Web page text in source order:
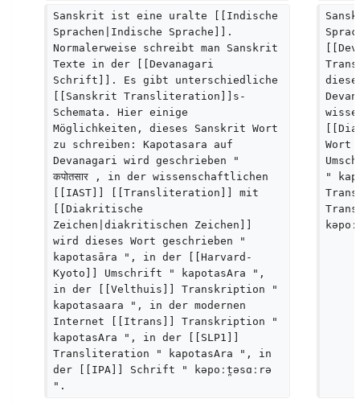
Sanskrit ist eine uralte [[Indische
Sprachen|Indische Sprache]].
Normalerweise schreibt man Sanskrit
Texte in der [[Devanagari
Schrift]]. Es gibt unterschiedliche
[[Sanskrit Transliteration]]s-
Schemata. Hier einige
Möglichkeiten, dieses Sanskrit Wort
zu schreiben: Kapotasara auf
Devanagari wird geschrieben "
कपोतसार , in der wissenschaftlichen
[[IAST]] [[Transliteration]] mit
[[Diakritische
Zeichen|diakritischen Zeichen]]
wird dieses Wort geschrieben "
kapotasāra ", in der [[Harvard-
Kyoto]] Umschrift " kapotasAra ",
in der [[Velthuis]] Transkription "
kapotasaara ", in der modernen
Internet [[Itrans]] Transkription "
kapotasAra ", in der [[SLP1]]
Transliteration " kapotasAra ", in
der [[IPA]] Schrift " kəpoːt̪əsɑːrə
".
Wort
"